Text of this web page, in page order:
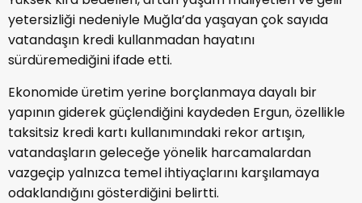
yetersizliği nedeniyle Muğla’da yaşayan çok sayıda
vatandaşın kredi kullanmadan hayatını
sürdüremediğini ifade etti.
Ekonomide üretim yerine borçlanmaya dayalı bir
yapının giderek güçlendiğini kaydeden Ergun, özellikle
taksitsiz kredi kartı kullanımındaki rekor artışın,
vatandaşların geleceğe yönelik harcamalardan
vazgeçip yalnızca temel ihtiyaçlarını karşılamaya
odaklandığını gösterdiğini belirtti.